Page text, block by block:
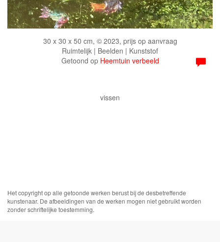
30 x 30 x 50 cm, © 2023, prijs op aanvraag
Ruimtelijk | Beelden | Kunststof
Getoond op Heemtuin verbeeld
vissen
Het copyright op alle getoonde werken berust bij de desbetreffende
kunstenaar. De afbeeldingen van de werken mogen niet gebruikt worden
zonder schriftelijke toestemming.